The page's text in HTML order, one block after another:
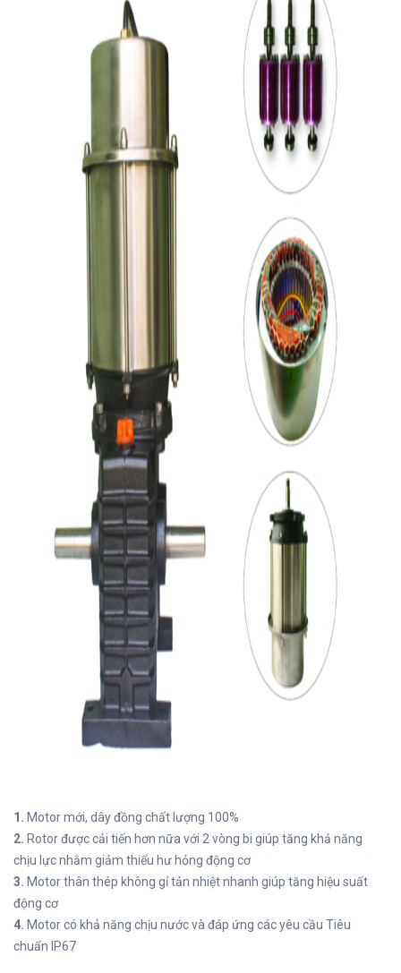
1. Motor mới, dây đồng chất lượng 100%
2. Rotor được cải tiến hơn nữa với 2 vòng bi giúp tăng khả năng
chịu lực nhằm giảm thiểu hư hỏng động cơ
3. Motor thân thép không gỉ tản nhiệt nhanh giúp tăng hiệu suất
động cơ
4. Motor có khả năng chịu nước và đáp ứng các yêu cầu Tiêu
chuẩn IP67